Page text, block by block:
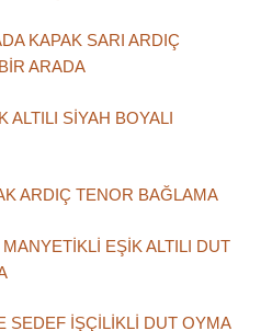
KAPAK SARI ARDIÇ
ARADA
ALTILI SİYAH BOYALI
ARDIÇ TENOR BAĞLAMA
EŞİK ALTILI DUT
SEDEF İŞÇİLİKLİ DUT OYMA